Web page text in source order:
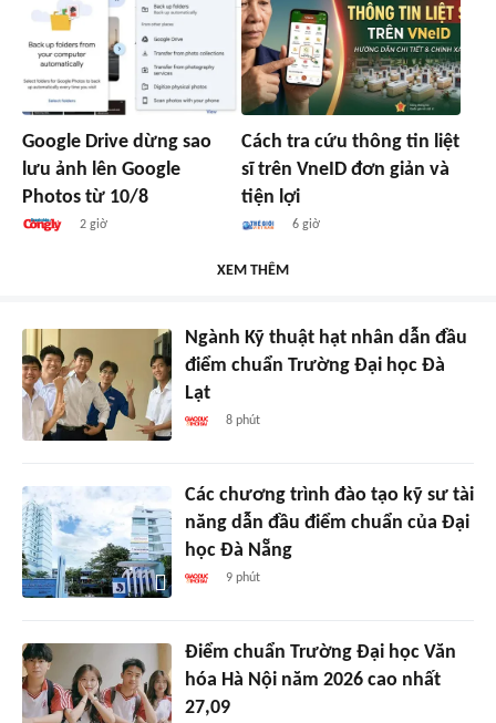
Google Drive dừng sao
lưu ảnh lên Google
Photos từ 10/8
2 giờ
Cách tra cứu thông tin liệt
sĩ trên VneID đơn giản và
tiện lợi
6 giờ
XEM THÊM
Ngành Kỹ thuật hạt nhân dẫn đầu
điểm chuẩn Trường Đại học Đà
Lạt
8 phút
Các chương trình đào tạo kỹ sư tài
năng dẫn đầu điểm chuẩn của Đại
học Đà Nẵng
9 phút
Điểm chuẩn Trường Đại học Văn
hóa Hà Nội năm 2026 cao nhất
27,09